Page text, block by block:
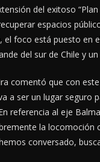
del exitoso
espacios
el foco está puesto en
del sur de Chile y
comentó que con
a ser un lugar seguro
referencia al eje
la locomoción
conversado,